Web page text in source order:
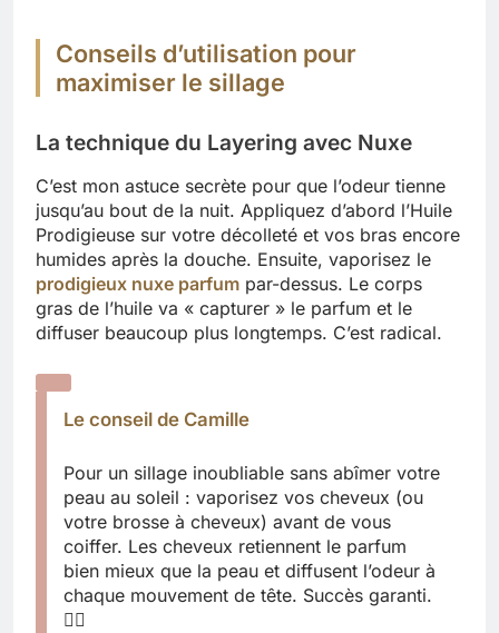
Conseils d’utilisation pour
maximiser le sillage
La technique du Layering avec Nuxe
C’est mon astuce secrète pour que l’odeur tienne
jusqu’au bout de la nuit. Appliquez d’abord l’Huile
Prodigieuse sur votre décolleté et vos bras encore
humides après la douche. Ensuite, vaporisez le
prodigieux nuxe parfum par-dessus. Le corps
gras de l’huile va « capturer » le parfum et le
diffuser beaucoup plus longtemps. C’est radical.
Le conseil de Camille
Pour un sillage inoubliable sans abîmer votre
peau au soleil : vaporisez vos cheveux (ou
votre brosse à cheveux) avant de vous
coiffer. Les cheveux retiennent le parfum
bien mieux que la peau et diffusent l’odeur à
chaque mouvement de tête. Succès garanti.
💁‍♀️